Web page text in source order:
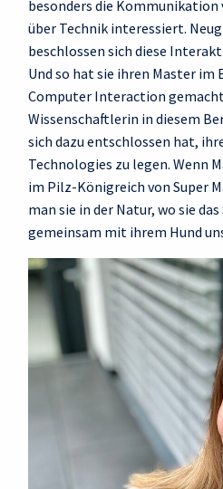
besonders die Kommunikation
über Technik interessiert.
beschlossen sich diese
Und so hat sie ihren Master im
Computer Interaction
Wissenschaftlerin in diesem
sich dazu entschlossen hat,
Technologies zu legen. Wenn
im Pilz-Königreich von Super
man sie in der Natur, wo sie
gemeinsam mit ihrem Hund